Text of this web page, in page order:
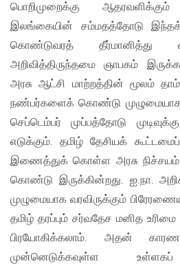
பொறிமுறைக்கு
இலங்கையின் சம்மதத்தோடு
கொண்டுவரத் தீர்மானித்து
அறிவித்திருந்தமை ஞாபகம்
அரசு ஆட்சி மாற்றத்தின் மூலம்
நண்பர்களைக் கொண்டு
செப்டெம்பர் முப்பத்தோடு
எடுக்கும். தமிழ் தேசியக்
இணைத்துக் கொள்ள அரசு நிச்சயம்
கொண்டு இருக்கின்றது. ஐ.நா.
முழுமையாக வரவிருக்கும்
தமிழ் தரப்பும் சர்வதேச மனித
பிரயோகிக்கலாம். அதன்
முன்னெடுக்கவுள்ள